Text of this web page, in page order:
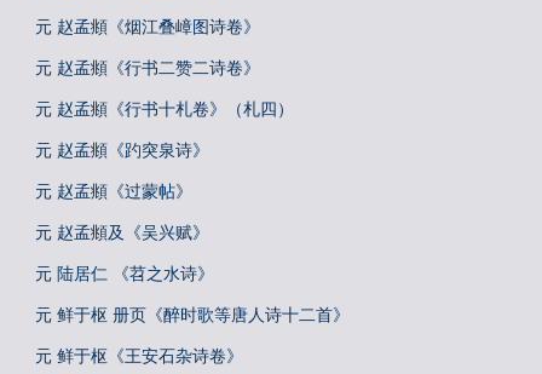
元 赵孟頫《烟江叠嶂图诗卷》
元 赵孟頫《行书二赞二诗卷》
元 赵孟頫《行书十札卷》（札四）
元 赵孟頫《趵突泉诗》
元 赵孟頫《过蒙帖》
元 赵孟頫及《吴兴赋》
元 陆居仁 《苕之水诗》
元 鲜于枢 册页《醉时歌等唐人诗十二首》
元 鲜于枢《王安石杂诗卷》